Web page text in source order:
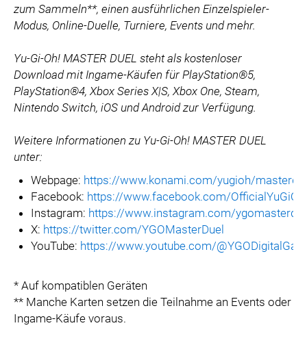
zum Sammeln**, einen ausführlichen Einzelspieler-
Modus, Online-Duelle, Turniere, Events und mehr.
Yu-Gi-Oh! MASTER DUEL steht als kostenloser
Download mit Ingame-Käufen für PlayStation®5,
PlayStation®4, Xbox Series X|S, Xbox One, Steam,
Nintendo Switch, iOS und Android zur Verfügung.
Weitere Informationen zu Yu-Gi-Oh! MASTER DUEL
unter:
Webpage: https://www.konami.com/yugioh/
Facebook: https://www.facebook.com/
Instagram: https://www.instagram.com/
X: https://twitter.com/YGOMasterDuel
YouTube: https://www.youtube.com/
* Auf kompatiblen Geräten
** Manche Karten setzen die Teilnahme an Events oder
Ingame-Käufe voraus.